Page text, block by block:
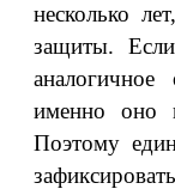
несколько
защиты.
именно оно
Поэтому